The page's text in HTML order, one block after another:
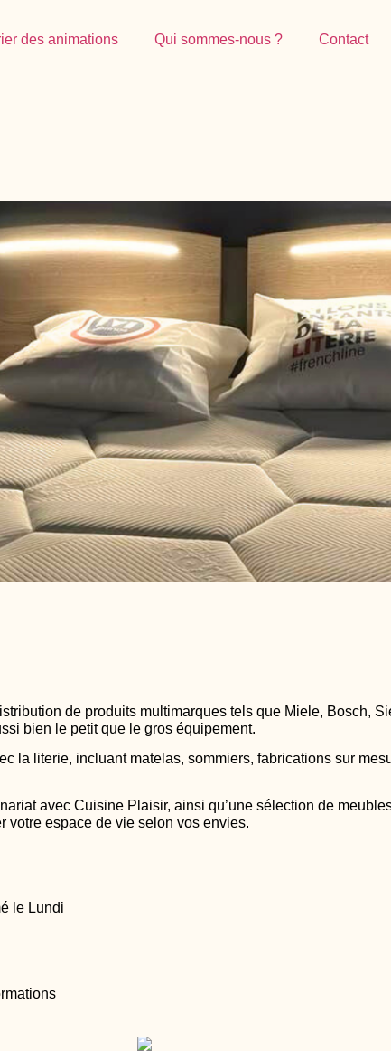
des animations Qui sommes-nous ? Contact
de produits multimarques tels que Miele, Bosch,
bien le petit que le gros équipement.
la literie, incluant matelas, sommiers, fabrications sur
avec Cuisine Plaisir, ainsi qu’une sélection de
votre espace de vie selon vos envies.
le Lundi